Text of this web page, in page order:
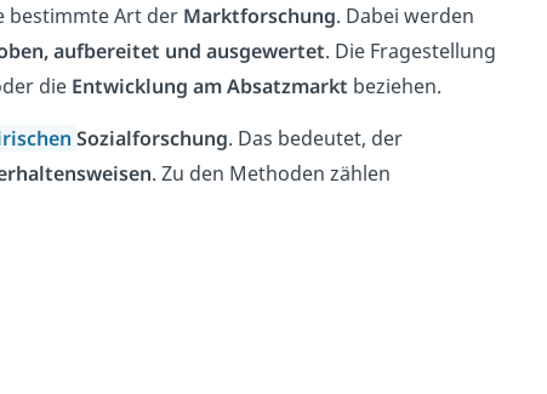
bestimmte Art der Marktforschung. Dabei werden
aufbereitet und ausgewertet. Die Fragestellung
die Entwicklung am Absatzmarkt beziehen.
Sozialforschung. Das bedeutet, der
. Zu den Methoden zählen